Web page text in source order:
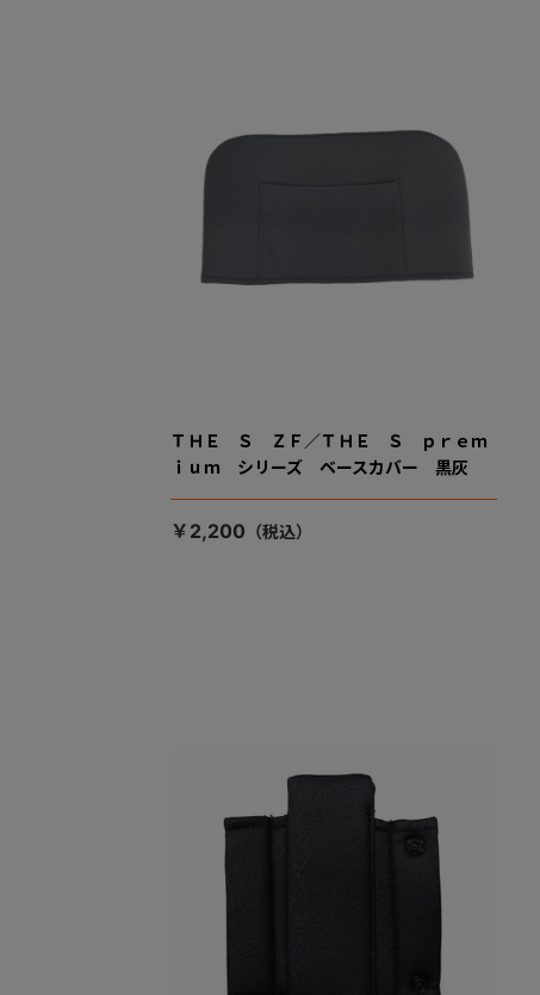
ＴＨＥ Ｓ ＺＦ／ＴＨＥ Ｓ ｐｒｅｍ
ｉｕｍ シリーズ ベースカバー 黒灰
￥2,200